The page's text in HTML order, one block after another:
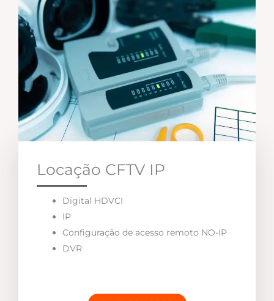
Locação CFTV IP
Digital HDVCI
IP
Configuração de acesso remoto NO-IP
DVR